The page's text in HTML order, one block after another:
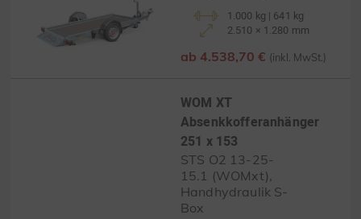
1.000 kg | 641 kg
2.510 × 1.280 mm
ab 4.538,70 € (inkl. MwSt.)
WOM XT
Absenkkofferanhänger
251 x 153
STS O2 13-25-
15.1 (WOMxt),
Handhydraulik S-
Box